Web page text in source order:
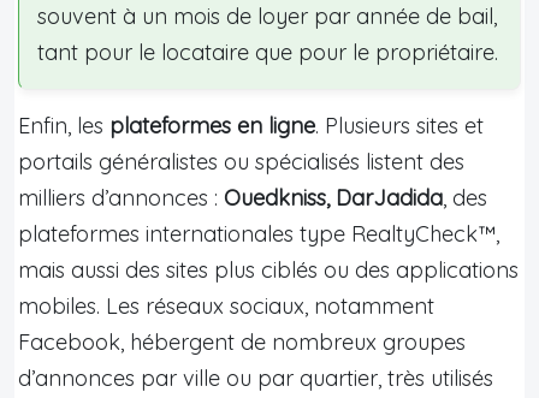
souvent à un mois de loyer par année de bail,
tant pour le locataire que pour le propriétaire.
Enfin, les plateformes en ligne. Plusieurs sites et
portails généralistes ou spécialisés listent des
milliers d’annonces : Ouedkniss, DarJadida, des
plateformes internationales type RealtyCheck™,
mais aussi des sites plus ciblés ou des applications
mobiles. Les réseaux sociaux, notamment
Facebook, hébergent de nombreux groupes
d’annonces par ville ou par quartier, très utilisés